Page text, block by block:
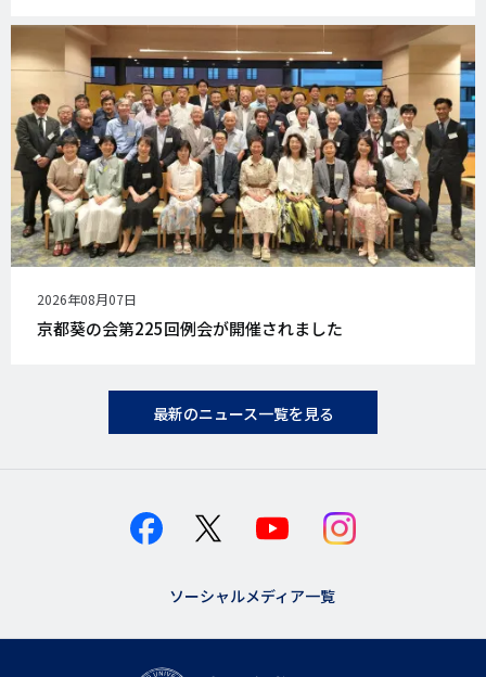
公
開
日
2026年08月07日
京都葵の会第225回例会が開催されました
最新のニュース一覧を見る
ソーシャルメディア一覧